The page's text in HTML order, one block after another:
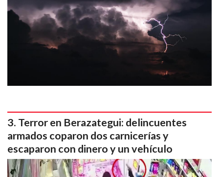
Terror en Berazategui: delincuentes
armados coparon dos carnicerías y
escaparon con dinero y un vehículo